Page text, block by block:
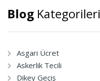
Blog Kategorileri
Asgari Ücret
Askerlik Tecili
Dikey Geçiş